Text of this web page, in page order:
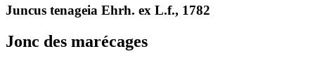
Juncus tenageia Ehrh. ex L.f., 1782
Jonc des marécages